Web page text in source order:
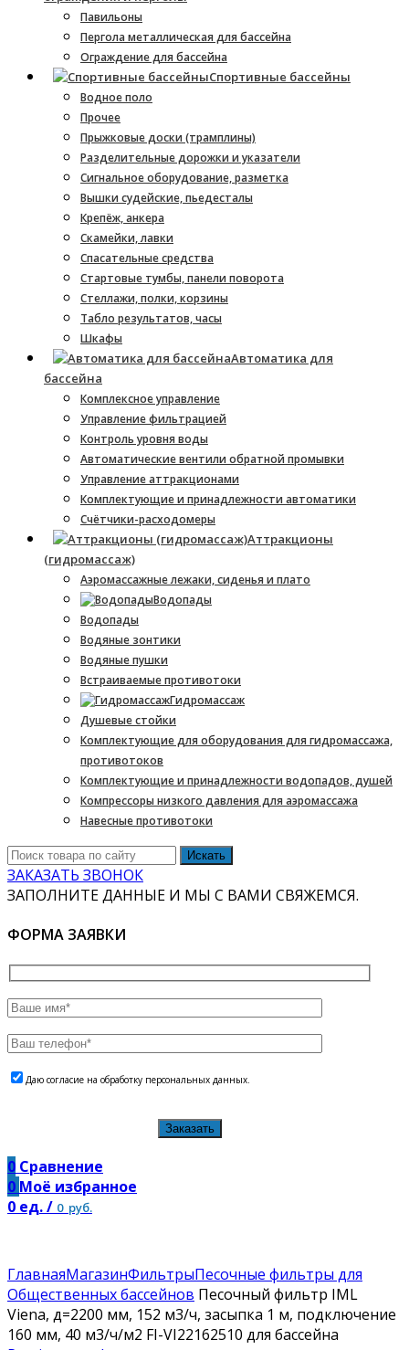
Павильоны
Пергола металлическая для бассейна
Ограждение для бассейна
Спортивные бассейны
Водное поло
Прочее
Прыжковые доски (трамплины)
Разделительные дорожки и указатели
Cигнальное оборудование, разметка
Вышки судейские, пьедесталы
Крепёж, анкера
Скамейки, лавки
Спасательные средства
Стартовые тумбы, панели поворота
Стеллажи, полки, корзины
Табло результатов, часы
Шкафы
Автоматика для
бассейна
Комплексное управление
Управление фильтрацией
Контроль уровня воды
Автоматические вентили обратной промывки
Управление аттракционами
Комплектующие и принадлежности автоматики
Счётчики-расходомеры
Аттракционы
(гидромассаж)
Аэромассажные лежаки, сиденья и плато
Водопады
Водопады
Водяные зонтики
Водяные пушки
Встраиваемые противотоки
Гидромассаж
Душевые стойки
Комплектующие для оборудования для гидромассажа,
противотоков
Комплектующие и принадлежности водопадов, душей
Компрессоры низкого давления для аэромассажа
Навесные противотоки
Искать
ЗАКАЗАТЬ ЗВОНОК
ЗАПОЛНИТЕ ДАННЫЕ И МЫ С ВАМИ СВЯЖЕМСЯ.
ФОРМА ЗАЯВКИ
Даю согласие на обработку персональных данных.
Заказать
0 Сравнение
0 Моё избранное
0 ед./ 0 руб.
ГлавнаяМагазинФильтрыПесочные фильтры для
Общественных бассейнов Песочный фильтр IML
Viena, д=2200 мм, 152 м3/ч, засыпка 1 м, подключение
160 мм, 40 м3/ч/м2 FI-VI22162510 для бассейна